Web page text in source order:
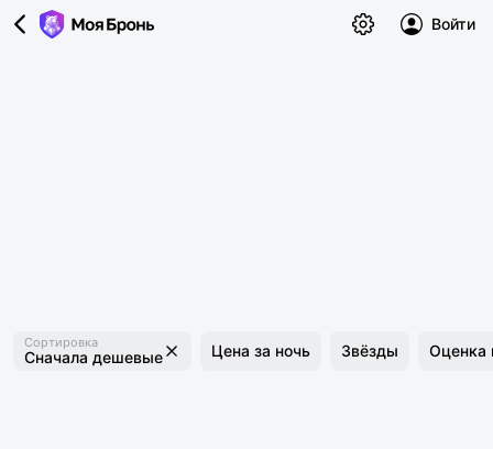
Войти
Сортировка
Сначала дешевые Цена за ночь Звёзды Оценка